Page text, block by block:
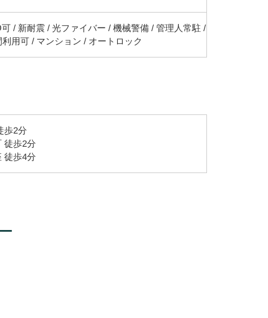
/ 新耐震 / 光ファイバー / 機械警備 / 管理人常駐 /
利用可 / マンション / オートロック
歩2分
徒歩2分
徒歩4分